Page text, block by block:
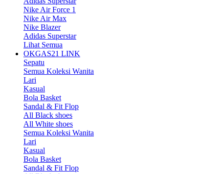
Nike Air Force 1
Nike Air Max
Nike Blazer
Adidas Superstar
Lihat Semua
OKGAS21 LINK
Sepatu
Semua Koleksi Wanita
Lari
Kasual
Bola Basket
Sandal & Fit Flop
All Black shoes
All White shoes
Semua Koleksi Wanita
Lari
Kasual
Bola Basket
Sandal & Fit Flop